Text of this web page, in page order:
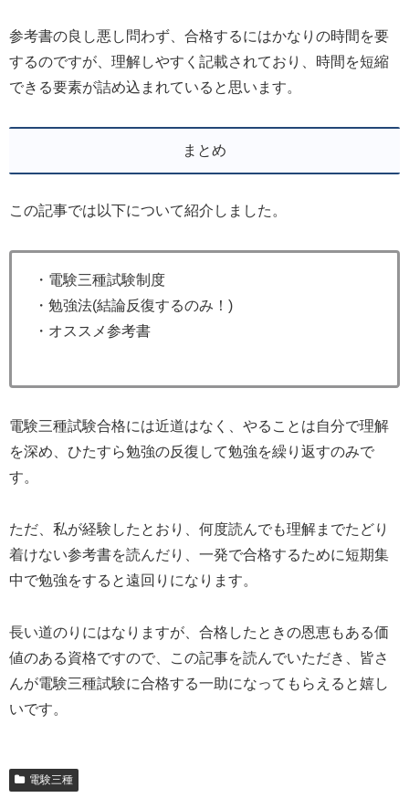
参考書の良し悪し問わず、合格するにはかなりの時間を要
するのですが、理解しやすく記載されており、時間を短縮
できる要素が詰め込まれていると思います。
まとめ
この記事では以下について紹介しました。
・電験三種試験制度
・勉強法(結論反復するのみ！)
・オススメ参考書
電験三種試験合格には近道はなく、やることは自分で理解
を深め、ひたすら勉強の反復して勉強を繰り返すのみで
す。
ただ、私が経験したとおり、何度読んでも理解までたどり
着けない参考書を読んだり、一発で合格するために短期集
中で勉強をすると遠回りになります。
長い道のりにはなりますが、合格したときの恩恵もある価
値のある資格ですので、この記事を読んでいただき、皆さ
んが電験三種試験に合格する一助になってもらえると嬉し
いです。
電験三種